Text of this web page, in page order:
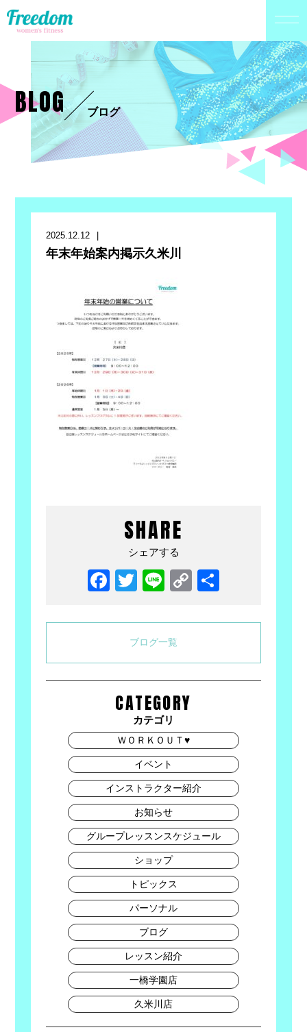
BLOG ブログ
2025.12.12
年末年始案内掲示久米川
SHARE
シェアする
Facebook
Twitter
LineCopy
ブログ一覧
CATEGORY
カテゴリ
ＷＯＲＫＯＵＴ♥
イベント
インストラクター紹介
お知らせ
グループレッスンスケジュール
ショップ
トピックス
パーソナル
ブログ
レッスン紹介
一橋学園店
久米川店